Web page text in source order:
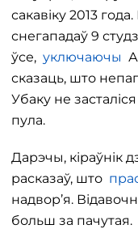
сакавіку 2013
снегападаў 9
ўсе, уключаючы
сказаць, што
Убаку не засталіся
пула.
Дарэчы, кіраўнік
расказаў, што
надвор’я.
больш за пачутая.